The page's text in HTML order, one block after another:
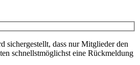
sichergestellt, dass nur Mitglieder den
schnellstmöglichst eine Rückmeldung